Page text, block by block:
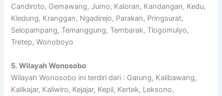
Candiroto, Gemawang, Jumo, Kaloran, Kandangan, Kedu,
Kledung, Kranggan, Ngadirejo, Parakan, Pringsurat,
Selopampang, Temanggung, Tembarak, Tlogomulyo,
Tretep, Wonoboyo
5. Wilayah Wonosobo
Wilayah Wonosobo ini terdiri dari : Garung, Kalibawang,
Kalikajar, Kaliwiro, Kejajar, Kepil, Kertek, Leksono,